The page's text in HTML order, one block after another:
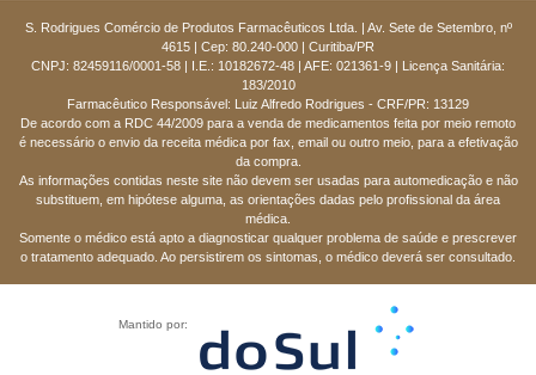
S. Rodrigues Comércio de Produtos Farmacêuticos Ltda. | Av. Sete de Setembro, nº
4615 | Cep: 80.240-000 | Curitiba/PR
CNPJ: 82459116/0001-58 | I.E.: 10182672-48 | AFE: 021361-9 | Licença Sanitária:
183/2010
Farmacêutico Responsável: Luiz Alfredo Rodrigues - CRF/PR: 13129
De acordo com a RDC 44/2009 para a venda de medicamentos feita por meio remoto
é necessário o envio da receita médica por fax, email ou outro meio, para a efetivação
da compra.
As informações contidas neste site não devem ser usadas para automedicação e não
substituem, em hipótese alguma, as orientações dadas pelo profissional da área
médica.
Somente o médico está apto a diagnosticar qualquer problema de saúde e prescrever
o tratamento adequado. Ao persistirem os sintomas, o médico deverá ser consultado.
Mantido por: